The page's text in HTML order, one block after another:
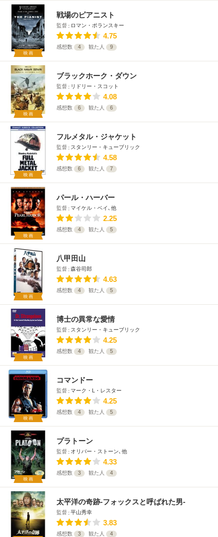
映画
戦場のピアニスト
監督 ロマン・ポランスキー
4.75
感想数 4 観た人 9
映画
ブラックホーク・ダウン
監督 リドリー・スコット
4.08
感想数 6 観た人 6
映画
フルメタル・ジャケット
監督 スタンリー・キューブリック
4.58
感想数 6 観た人 7
映画
パール・ハーバー
監督 マイケル・ベイ､他
2.25
感想数 4 観た人 5
映画
八甲田山
監督 森谷司郎
4.63
感想数 4 観た人 5
映画
博士の異常な愛情
監督 スタンリー・キューブリック
4.25
感想数 4 観た人 5
映画
コマンドー
監督 マーク・L・レスター
4.25
感想数 4 観た人 5
映画
プラトーン
監督 オリバー・ストーン､他
4.33
感想数 3 観た人 4
太平洋の奇跡-フォックスと呼ばれた男-
監督 平山秀幸
3.83
感想数 3 観た人 4